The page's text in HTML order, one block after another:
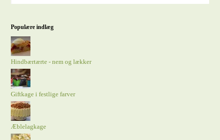
Populære indlæg
Hindbærtærte - nem og lækker
Giftkage i festlige farver
Æblelagkage